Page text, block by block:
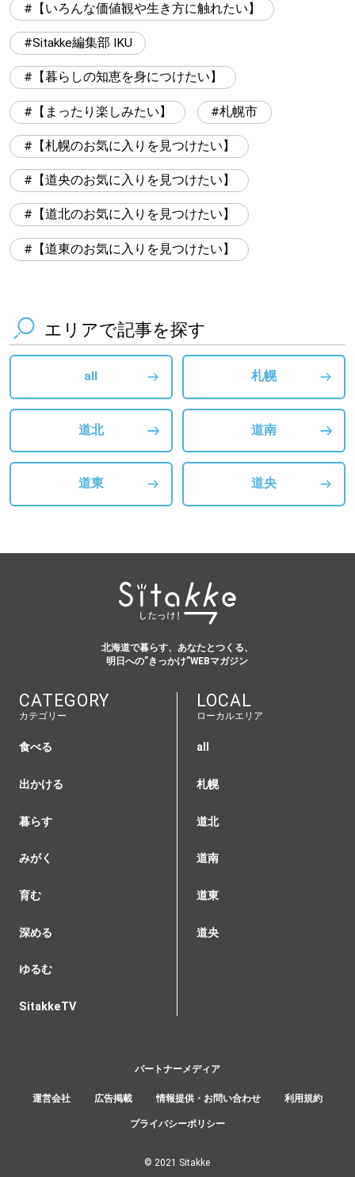
【いろんな価値観や生き方に触れたい】
Sitakke編集部 IKU
【暮らしの知恵を身につけたい】
【まったり楽しみたい】 札幌市
【札幌のお気に入りを見つけたい】
【道央のお気に入りを見つけたい】
【道北のお気に入りを見つけたい】
【道東のお気に入りを見つけたい】
エリアで記事を探す
all 札幌
道北 道南
道東 道央
北海道で暮らす、あなたとつくる、
明日への”きっかけ”WEBマガジン
CATEGORY
カテゴリー
食べる
出かける
暮らす
みがく
育む
深める
ゆるむ
SitakkeTV
LOCAL
ローカルエリア
all
札幌
道北
道南
道東
道央
運営会社 広告掲載 情報提供・お問い合わせ 利用規約
プライバシーポリシー
パートナーメディア
© 2021 Sitakke